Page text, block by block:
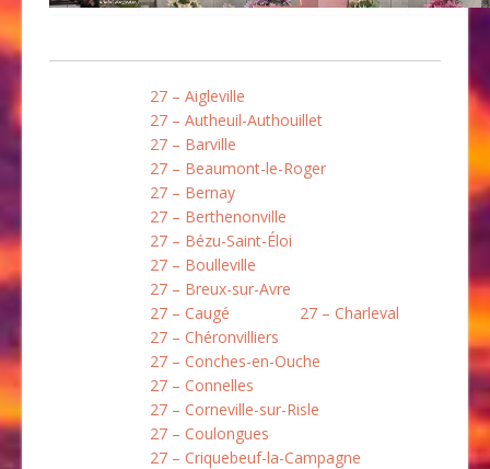
27 – Aigleville
27 – Autheuil-Authouillet
27 – Barville
27 – Beaumont-le-Roger
27 – Bernay
27 – Berthenonville
27 – Bézu-Saint-Éloi
27 – Boulleville
27 – Breux-sur-Avre
27 – Caugé
27 – Charleval
27 – Chéronvilliers
27 – Conches-en-Ouche
27 – Connelles
27 – Corneville-sur-Risle
27 – Coulongues
27 – Criquebeuf-la-Campagne